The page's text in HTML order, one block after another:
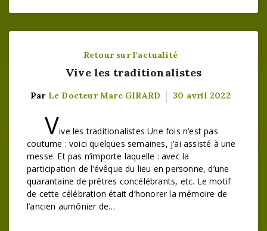
Retour sur l'actualité
Vive les traditionalistes
Par Le Docteur Marc GIRARD 30 avril 2022
Vive les traditionalistes Une fois n’est pas
coutume : voici quelques semaines, j’ai assisté à une
messe. Et pas n’importe laquelle : avec la
participation de l’évêque du lieu en personne, d’une
quarantaine de prêtres concélébrants, etc. Le motif
de cette célébration était d’honorer la mémoire de
l’ancien aumônier de…